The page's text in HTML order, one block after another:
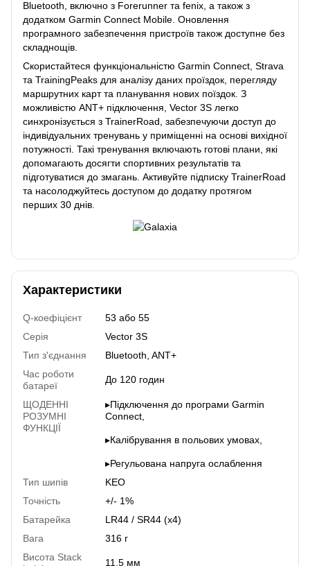
Bluetooth, включно з Forerunner та fenix, а також з
додатком Garmin Connect Mobile. Оновлення
програмного забезпечення пристроїв також доступне без
складнощів.
Скористайтеся функціональністю Garmin Connect, Strava
та TrainingPeaks для аналізу даних проїздок, перегляду
маршрутних карт та планування нових поїздок. З
можливістю ANT+ підключення, Vector 3S легко
синхронізується з TrainerRoad, забезпечуючи доступ до
індивідуальних тренувань у приміщенні на основі вихідної
потужності. Такі тренування включають готові плани, які
допомагають досягти спортивних результатів та
підготуватися до змагань. Активуйте підписку TrainerRoad
та насолоджуйтесь доступом до додатку протягом
перших 30 днів.
Характеристики
Q-коефіцієнт
53 або 55
Серія
Vector 3S
Тип з'єднання
Bluetooth, ANT+
Час роботи
батареї
До 120 годин
ЩОДЕННІ
РОЗУМНІ
ФУНКЦІЇ
▸Підключення до програми Garmin
Connect,
▸Калібрування в польових умовах,
▸Регульована напруга ослаблення
Тип шипів
KEO
Точність
+/- 1%
Батарейка
LR44 / SR44 (x4)
Вага
316 г
Висота Stack
11,5 мм